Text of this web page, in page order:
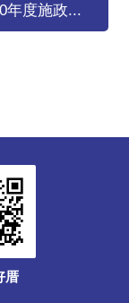
年度施政...
厝